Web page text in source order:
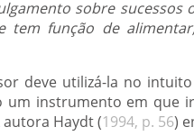
sobre
tem função de
deve utilizá-la no
instrumento em que
Haydt (1994, p. 56)